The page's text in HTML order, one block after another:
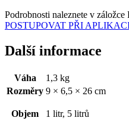
Podrobnosti naleznete v
POSTUPOVAT PŘI
Další informace
Váha
1,3 kg
Rozměry 9 × 6,5 × 26 cm
Objem 1 litr, 5 litrů